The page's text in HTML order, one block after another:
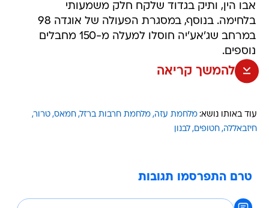
אבו הין, ותיק בגדוד שלקח חלק משמעותי
בלחימה. בנוסף, במסגרת הפעולה של אוגדה 98
במרחב שג'אע'יה חוסלו למעלה מ-150 מחבלים
נוספים.
להמשך קריאה
עוד באותו נושא: מלחמת עזה מלחמת חרבות ברזל חמאס טרור
חיזבאללה חטופים לבנון
טרם התפרסמו תגובות